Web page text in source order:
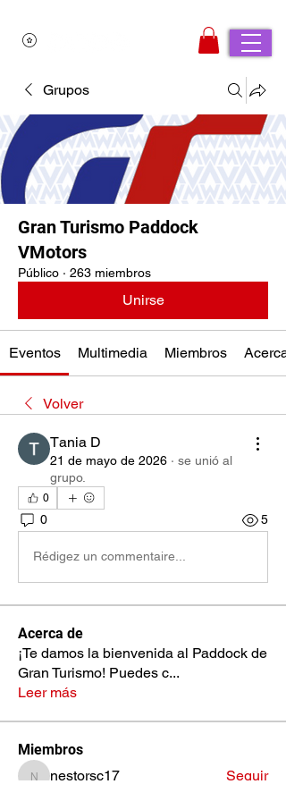
Grupos
Gran Turismo Paddock
VMotors
Público · 263 miembros
Unirse
Eventos Multimedia Miembros Acerca
Volver
Тania D
21 de mayo de 2026 · se unió al
grupo.
0
0 5
Rédigez un commentaire...
Acerca de
¡Te damos la bienvenida al Paddock de
Gran Turismo! Puedes c...
Leer más
Miembros
nestorsc17
nestorsc17
Seguir